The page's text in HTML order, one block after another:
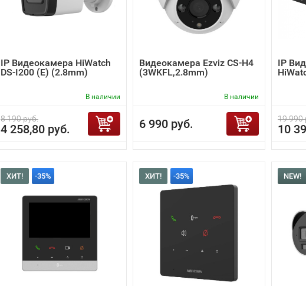
IP Видеокамера HiWatch
DS-I200 (E) (2.8mm)
В наличии
8 190 руб.
4 258,80 руб.
Видеокамера Ezviz CS-H4
(3WKFL,2.8mm)
В наличии
6 990 руб.
IP
19 990
10
ХИТ! -35% ХИТ! -35% NEW!